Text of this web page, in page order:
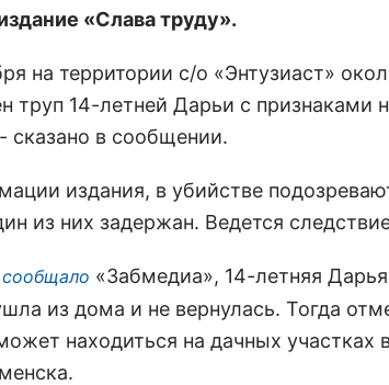
«Слава труду».
на территории с/о «Энтузиаст»
труп 14-летней Дарьи с признаками
сказано в сообщении.
издания, в убийстве
из них задержан. Ведется
«Забмедиа», 14-летняя
из дома и не вернулась. Тогда
находиться на дачных участках